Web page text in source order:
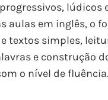
lúdicos
aulas em inglês, o
textos simples,
e construção
o nível de fluência.